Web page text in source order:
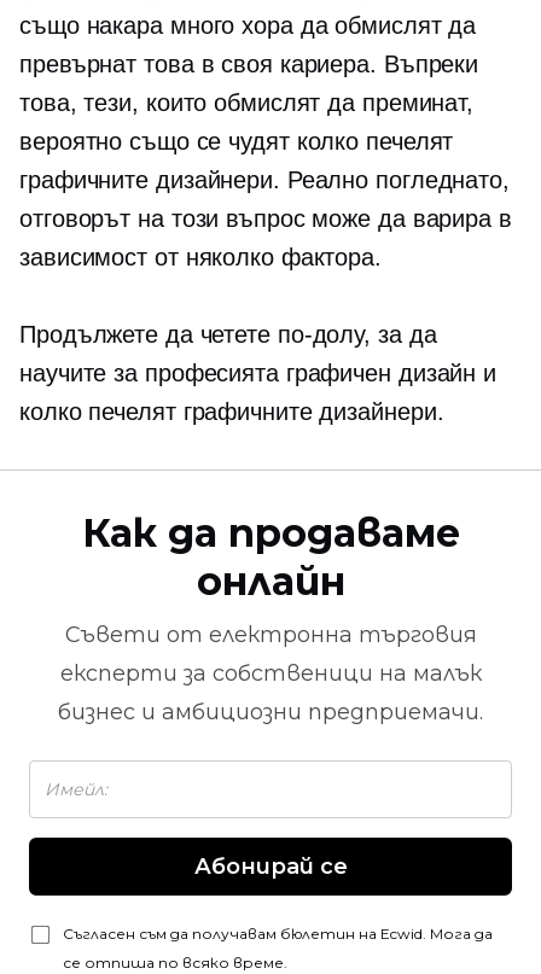
също накара много хора да обмислят да
превърнат това в своя кариера. Въпреки
това, тези, които обмислят да преминат,
вероятно също се чудят колко печелят
графичните дизайнери. Реално погледнато,
отговорът на този въпрос може да варира в
зависимост от няколко фактора.
Продължете да четете по-долу, за да
научите за професията графичен дизайн и
колко печелят графичните дизайнери.
Как да продаваме
онлайн
Съвети от електронна търговия
експерти за собственици на малък
бизнес и амбициозни предприемачи.
Абонирай се
Съгласен съм да получавам бюлетин на Ecwid. Мога да
се отпиша по всяко време.